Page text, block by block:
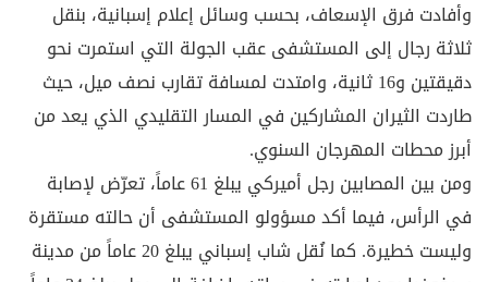
وأفادت فرق الإسعاف، بحسب وسائل إعلام إسبانية، بنقل
ثلاثة رجال إلى المستشفى عقب الجولة التي استمرت نحو
دقيقتين و16 ثانية، وامتدت لمسافة تقارب نصف ميل، حيث
طاردت الثيران المشاركين في المسار التقليدي الذي يعد من
أبرز محطات المهرجان السنوي.
ومن بين المصابين رجل أميركي يبلغ 61 عاماً، تعرّض لإصابة
في الرأس، فيما أكد مسؤولو المستشفى أن حالته مستقرة
وليست خطيرة. كما نُقل شاب إسباني يبلغ 20 عاماً من مدينة